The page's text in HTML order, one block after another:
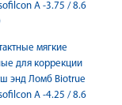
A -3.75 / 8.6
мягкие
для коррекции
энд Ломб Biotrue
A -4.25 / 8.6